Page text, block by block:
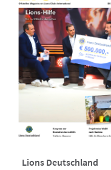
Lions Deutschland